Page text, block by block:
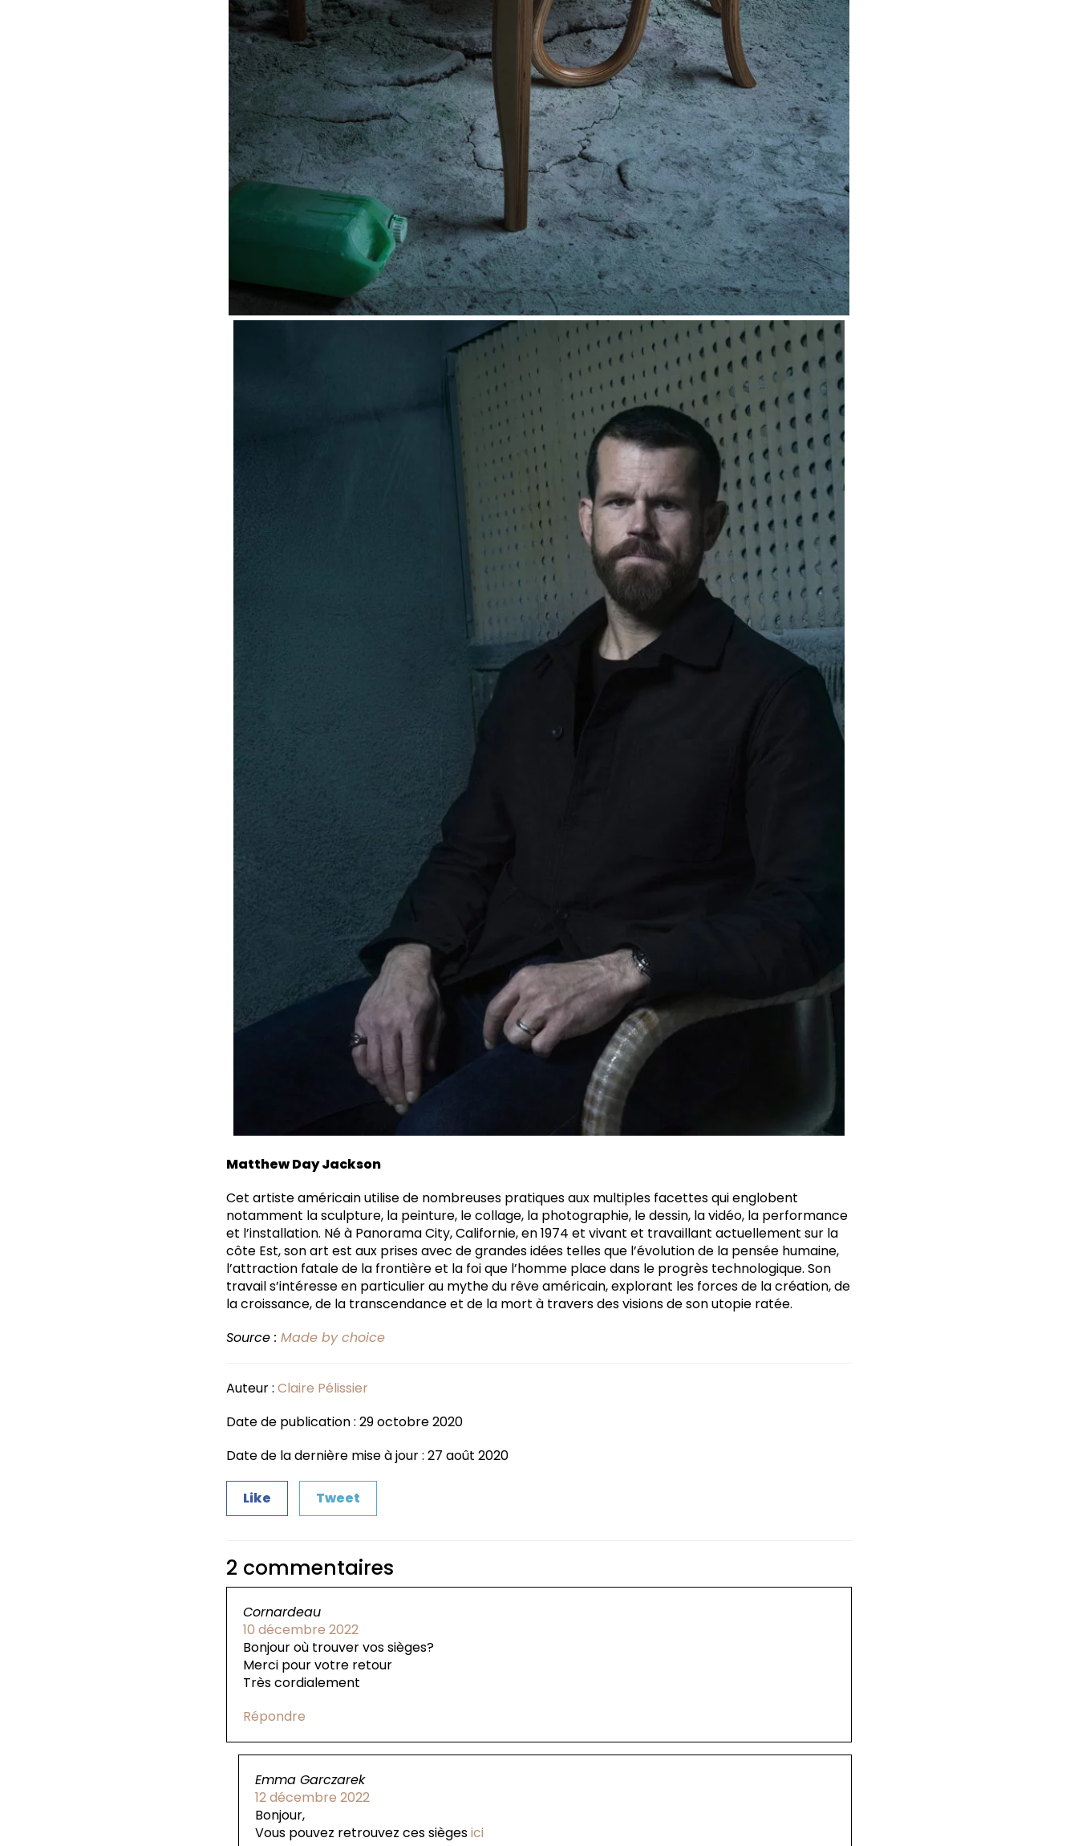
Matthew Day Jackson
Cet artiste américain utilise de nombreuses pratiques aux multiples facettes qui englobent
notamment la sculpture, la peinture, le collage, la photographie, le dessin, la vidéo, la performance
et l’installation. Né à Panorama City, Californie, en 1974 et vivant et travaillant actuellement sur la
côte Est, son art est aux prises avec de grandes idées telles que l’évolution de la pensée humaine,
l’attraction fatale de la frontière et la foi que l’homme place dans le progrès technologique. Son
travail s’intéresse en particulier au mythe du rêve américain, explorant les forces de la création, de
la croissance, de la transcendance et de la mort à travers des visions de son utopie ratée.
Source : Made by choice
Auteur : Claire Pélissier
Date de publication : 29 octobre 2020
Date de la dernière mise à jour : 27 août 2020
Like Tweet
2 commentaires
Cornardeau
10 décembre 2022
Bonjour où trouver vos sièges?
Merci pour votre retour
Très cordialement
Répondre
Emma Garczarek
12 décembre 2022
Bonjour,
Vous pouvez retrouvez ces siègesici